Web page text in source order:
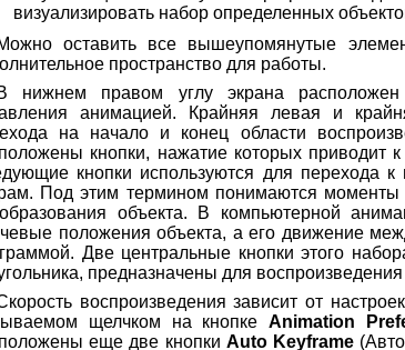
визуализировать набор определенных
оставить все вышеупомянутые
пространство для работы.
нижнем правом углу экрана
анимацией. Крайняя левая и
на начало и конец области
кнопки, нажатие которых приводит
кнопки используются для перехода
Под этим термином понимаются
объекта. В компьютерной
положения объекта, а его движение
Две центральные кнопки этого
предназначены для
воспроизведения зависит от
щелчком на кнопке Animation
еще две кнопки Auto Keyframe